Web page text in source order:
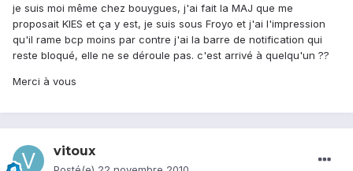
je suis moi même chez bouygues, j'ai fait la MAJ que me
proposait KIES et ça y est, je suis sous Froyo et j'ai l'impression
qu'il rame bcp moins par contre j'ai la barre de notification qui
reste bloqué, elle ne se déroule pas. c'est arrivé à quelqu'un ??
Merci à vous
vitoux